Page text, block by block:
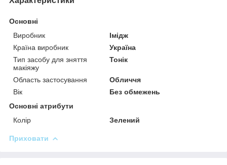
Основні
Виробник
Імідж
Країна виробник
Україна
Тип засобу для зняття
макіяжу
Тонік
Область застосування
Обличчя
Вік
Без обмежень
Основні атрибути
Колір
Зелений
Приховати